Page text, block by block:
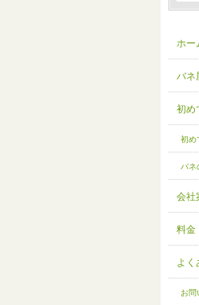
ホー
バネ
初め
初め
バネ
会社
料金
よく
お問